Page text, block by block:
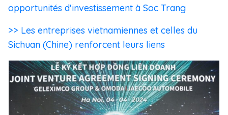
opportunités d'investissement à Soc Trang
>> Les entreprises vietnamiennes et celles du
Sichuan (Chine) renforcent leurs liens